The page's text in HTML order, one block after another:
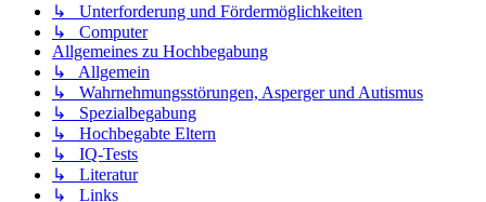
↳ Unterforderung und Fördermöglichkeiten
↳ Computer
Allgemeines zu Hochbegabung
↳ Allgemein
↳ Wahrnehmungsstörungen, Asperger und Autismus
↳ Spezialbegabung
↳ Hochbegabte Eltern
↳ IQ-Tests
↳ Literatur
↳ Links